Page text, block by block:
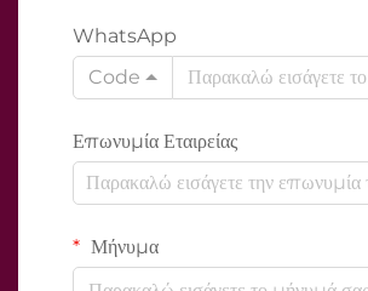
WhatsApp
Code
Επωνυμία Εταιρείας
Μήνυμα